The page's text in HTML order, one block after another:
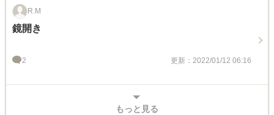
R.M
鏡開き
2 更新：2022/01/12 06:16
もっと見る